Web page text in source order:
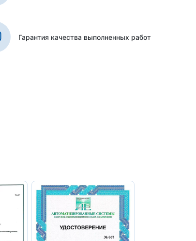
Гарантия качества выполненных работ